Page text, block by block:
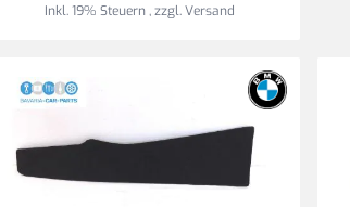
Inkl. 19% Steuern,zzgl.Versand